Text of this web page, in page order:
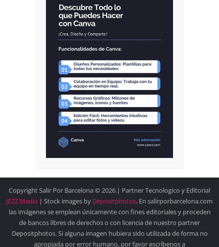
Copyright Salir Por Barcelona © 2026.| Partner Tecnologico y Editorial
JEZZ Media | Stock images by Depositphotos. En salirporbarcelona.com
las imágenes se emplean únicamente con fines editoriales y proceden
de bancos libres de derechos o con licencia de nuestro partner
Depositphotos. Si alguna imagen hubiera sido utilizada de forma no
apropiada por error humano, por favor escríbenos a